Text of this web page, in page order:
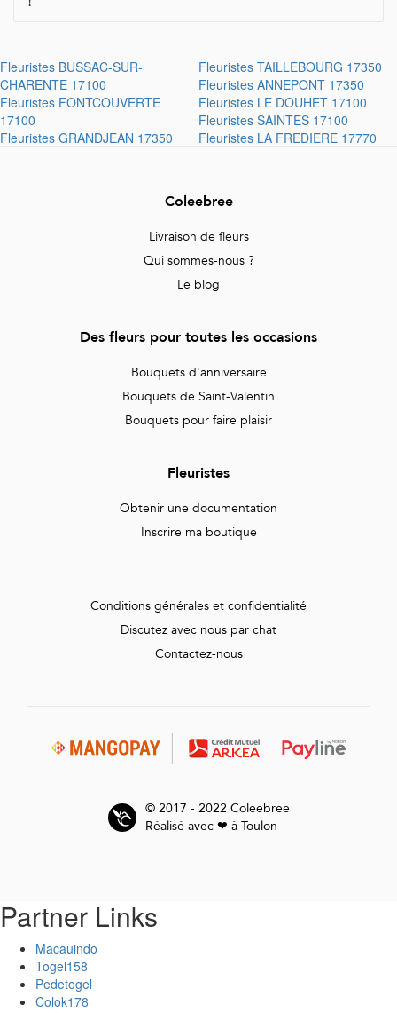
Fleuristes BUSSAC-SUR-
CHARENTE 17100
Fleuristes TAILLEBOURG 17350
Fleuristes ANNEPONT 17350
Fleuristes FONTCOUVERTE
17100
Fleuristes LE DOUHET 17100
Fleuristes SAINTES 17100
Fleuristes GRANDJEAN 17350 Fleuristes LA FREDIERE 17770
Coleebree
Livraison de fleurs
Qui sommes-nous ?
Le blog
Des fleurs pour toutes les occasions
Bouquets d'anniversaire
Bouquets de Saint-Valentin
Bouquets pour faire plaisir
Fleuristes
Obtenir une documentation
Inscrire ma boutique
Conditions générales et confidentialité
Discutez avec nous par chat
Contactez-nous
© 2017 - 2022 Coleebree
Réalisé avec ❤ à Toulon
Partner Links
Macauindo
Togel158
Pedetogel
Colok178